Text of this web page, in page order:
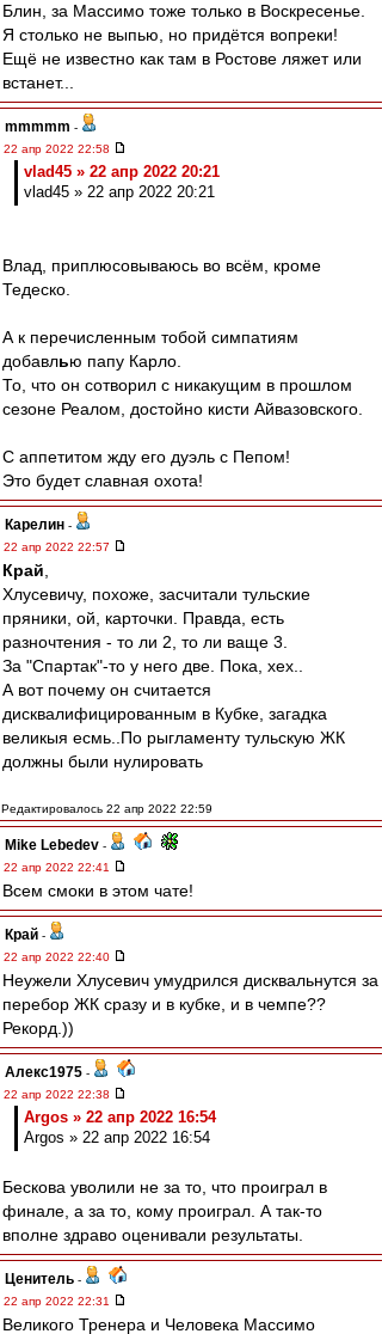
Блин, за Массимо тоже только в Воскресенье.
Я столько не выпью, но придётся вопреки!
Ещё не известно как там в Ростове ляжет или
встанет...
mmmmm -
22 апр 2022 22:58
vlad45 » 22 апр 2022 20:21
vlad45 » 22 апр 2022 20:21
Влад, приплюсовываюсь во всём, кроме
Тедеско.
А к перечисленным тобой симпатиям
добавлью папу Карло.
То, что он сотворил с никакущим в прошлом
сезоне Реалом, достойно кисти Айвазовского.
С аппетитом жду его дуэль с Пепом!
Это будет славная охота!
Карелин -
22 апр 2022 22:57
Край
Хлусевичу, похоже, засчитали тульские
пряники, ой, карточки. Правда, есть
разночтения - то ли 2, то ли ваще 3.
За "Спартак"-то у него две. Пока, хех..
А вот почему он считается
дисквалифицированным в Кубке, загадка
великыя есмь..По рыгламенту тульскую ЖК
должны были нулировать
Редактировалось 22 апр 2022 22:59
Mike Lebedev -
22 апр 2022 22:41
Всем смоки в этом чате!
Край -
22 апр 2022 22:40
Неужели Хлусевич умудрился дисквальнутся за
перебор ЖК сразу и в кубке, и в чемпе??
Рекорд.))
Алекс1975 -
22 апр 2022 22:38
Argos » 22 апр 2022 16:54
Argos » 22 апр 2022 16:54
Бескова уволили не за то, что проиграл в
финале, а за то, кому проиграл. А так-то
вполне здраво оценивали результаты.
Ценитель -
22 апр 2022 22:31
Великого Тренера и Человека Массимо